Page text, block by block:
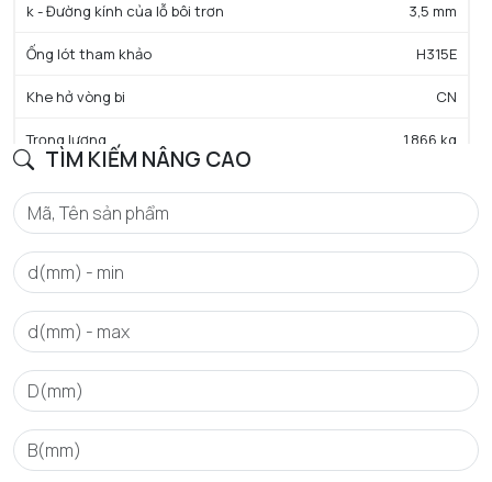
TÌM KIẾM NÂNG CAO
k - Đường kính của lỗ bôi trơn 3,5 mm
Ống lót tham khảo H315E
Khe hở vòng bi CN
Trọng lượng 1,866 kg
HIỆU SUẤT SẢN PHẨM
C - Tải trọng động cơ bản danh định 244 kN
C0 - Tải trọng tĩnh cơ bản danh định
Cu - Giới hạn tải trọng mỏi 29,9 kN
Y0 - Hệ số tải trọng trục tĩnh
Y1 - Hệ số tải trọng trục thấp hơn